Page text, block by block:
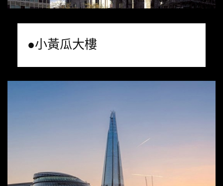
●小黃瓜大樓